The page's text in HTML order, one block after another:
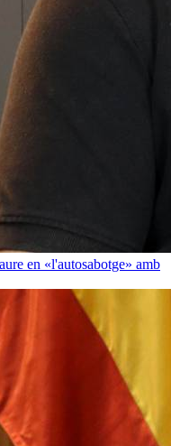
en «l'autosabotge» amb